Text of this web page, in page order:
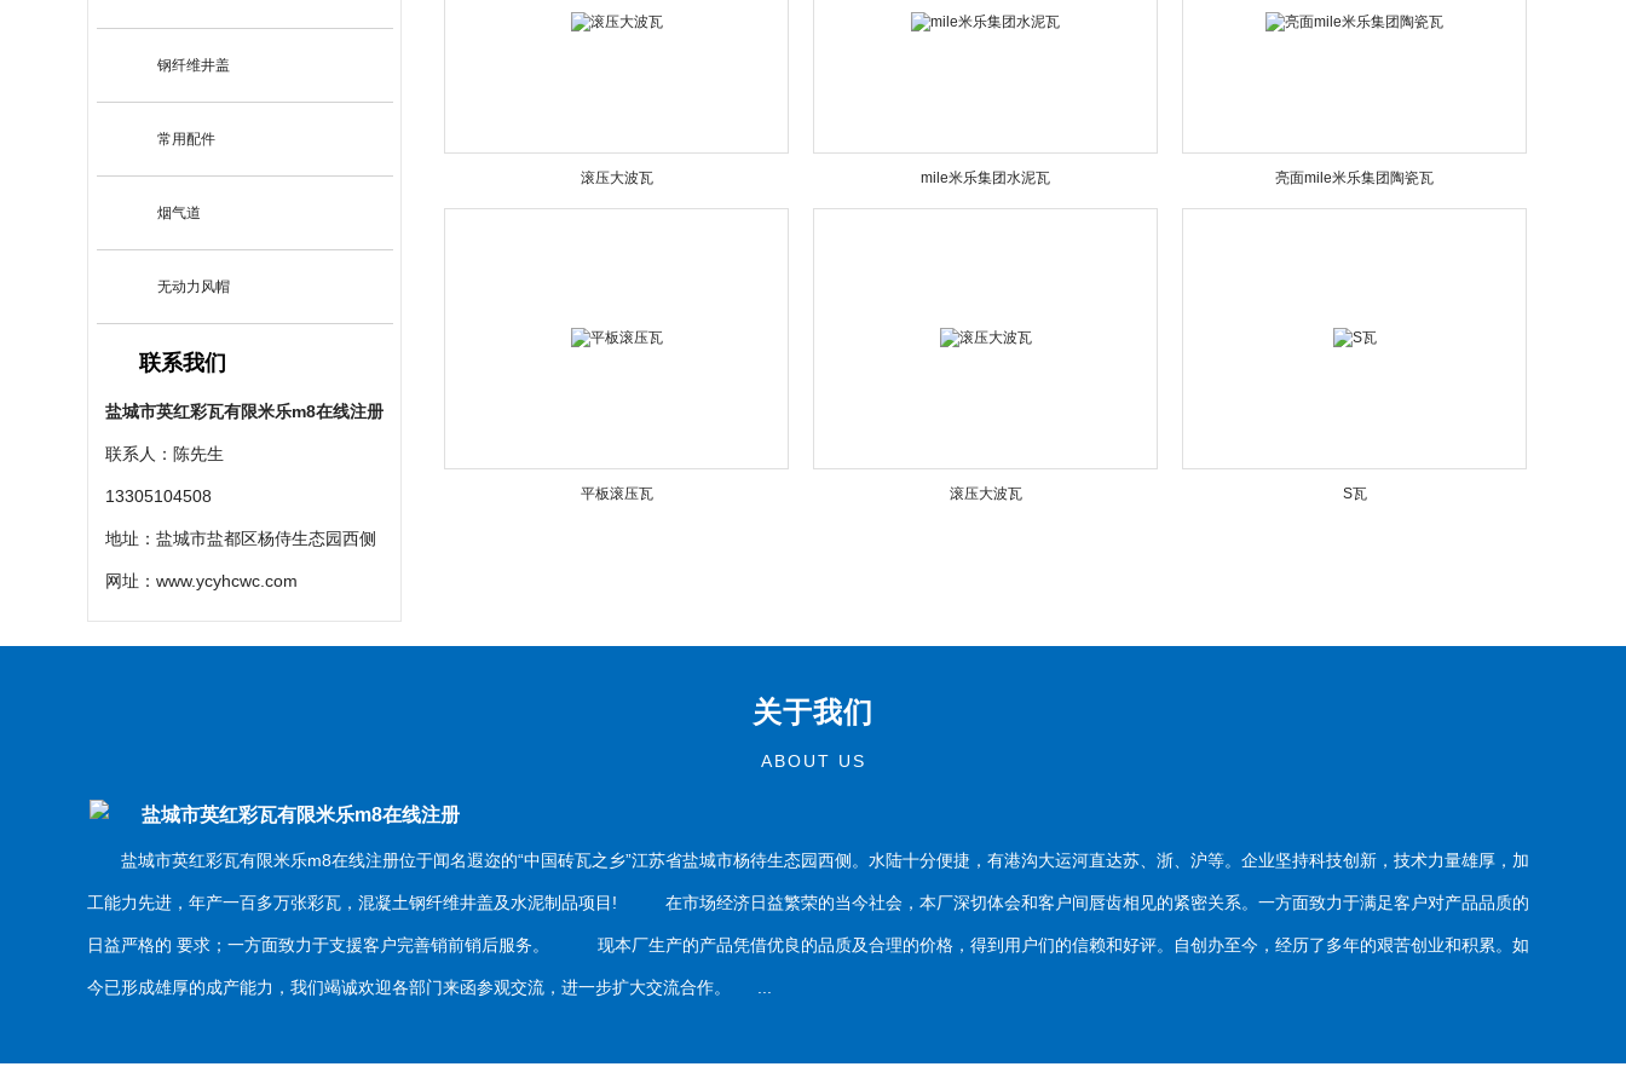
钢纤维井盖
常用配件
烟气道
无动力风帽
联系我们
盐城市英红彩瓦有限米乐m8在线注册
联系人：陈先生
13305104508
地址：盐城市盐都区杨侍生态园西侧
网址： www.ycyhcwc.com
滚压大波瓦 mile米乐集团水泥瓦 亮面mile米乐集团陶瓷瓦
平板滚压瓦 滚压大波瓦 S瓦
关于我们
ABOUT US
盐城市英红彩瓦有限米乐m8在线注册
盐城市英红彩瓦有限米乐m8在线注册位于闻名遐迩的“中国砖瓦之乡”江苏省盐城市杨待生态园西侧。水陆十分便捷，有港沟大运河直达苏、浙、沪等。企业坚持科技创新，技术力量雄厚，加
工能力先进，年产一百多万张彩瓦，混凝土钢纤维井盖及水泥制品项目! 在市场经济日益繁荣的当今社会，本厂深切体会和客户间唇齿相见的紧密关系。一方面致力于满足客户对产品品质的
日益严格的 要求；一方面致力于支援客户完善销前销后服务。 现本厂生产的产品凭借优良的品质及合理的价格，得到用户们的信赖和好评。自创办至今，经历了多年的艰苦创业和积累。如
今已形成雄厚的成产能力，我们竭诚欢迎各部门来函参观交流，进一步扩大交流合作。 ...